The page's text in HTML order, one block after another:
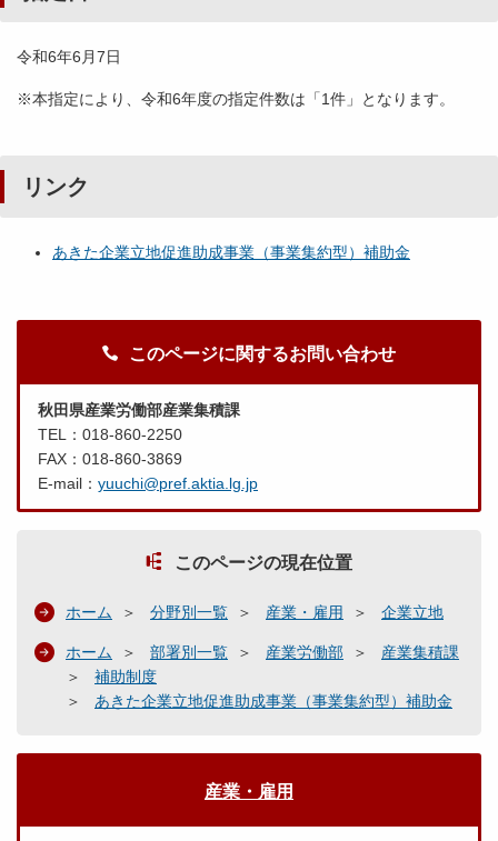
令和6年6月7日
※本指定により、令和6年度の指定件数は「1件」となります。
リンク
あきた企業立地促進助成事業（事業集約型）補助金
このページに関するお問い合わせ
秋田県産業労働部産業集積課
TEL：018-860-2250
FAX：018-860-3869
E-mail： yuuchi@pref.aktia.lg.jp
このページの現在位置
ホーム 分野別一覧 産業・雇用 企業立地
ホーム 部署別一覧 産業労働部
産業集積課
補助制度
あきた企業立地促進助成事業（事業集約型）補助金
産業・雇用